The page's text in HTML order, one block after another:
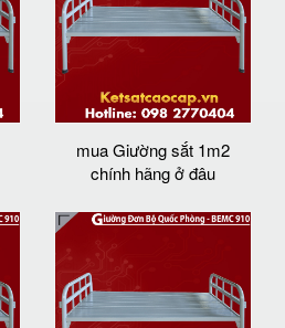
mua Giường sắt 1m2
chính hãng ở đâu